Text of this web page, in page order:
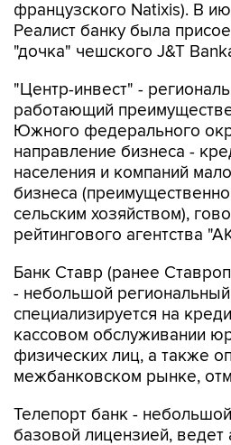
французского Natixis). В
Реалист банку была
"дочка" чешского J&T
"Центр-инвест" -
работающий
Южного федерального
направление бизнеса -
населения и компаний
бизнеса
сельским хозяйством),
рейтингового агентства
Банк Ставр (ранее
- небольшой
специализируется на
кассовом обслуживании
физических лиц, а также
межбанковском рынке,
Телепорт банк -
базовой лицензией, ведет